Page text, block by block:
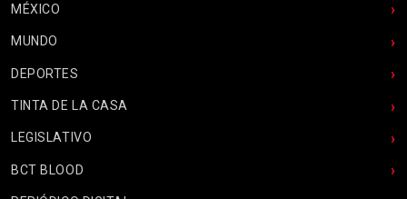
MÉXICO
MUNDO
DEPORTES
TINTA DE LA CASA
LEGISLATIVO
BCT BLOOD